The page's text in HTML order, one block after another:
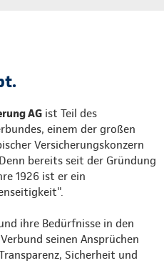
AG ist Teil des
einem der großen
Versicherungskonzern
bereits seit der Gründung
1926 ist er ein
ihre Bedürfnisse in den
seinen Ansprüchen
Sicherheit und